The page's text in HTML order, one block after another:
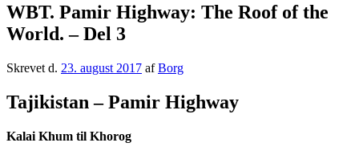
WBT. Pamir Highway: The Roof of the
World. – Del 3
Skrevet d. 23. august 2017 afBorg
Tajikistan – Pamir Highway
Kalai Khum til Khorog